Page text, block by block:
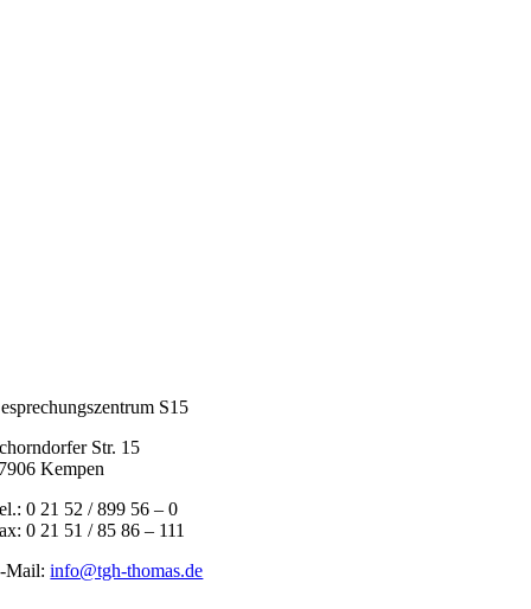
S15
Str. 15
Kempen
0 21 52 / 899 56 – 0
0 21 51 / 85 86 – 111
Mail:info@tgh-thomas.de